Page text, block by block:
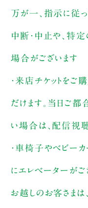
万が一、指示に従っ
中断・中止や、特
場合がございます
・来店チケットをご
だけます。当日ご都
い場合は、配信視聴
・車椅子やベビー
にエレベーターがご
お越しのお客さまは